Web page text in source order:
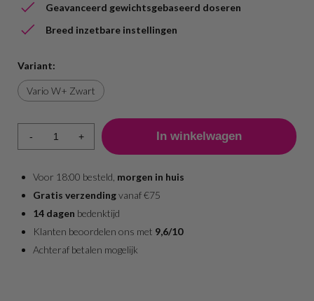
Geavanceerd gewichtsgebaseerd doseren
Breed inzetbare instellingen
Variant:
Vario W+ Zwart
- +
Voor 18:00 besteld, morgen in huis
Gratis verzendingvanaf €75
14 dagen bedenktijd
Klanten beoordelen ons met 9,6/10
Achteraf betalen mogelijk